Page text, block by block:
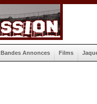
Bandes Annonces Films